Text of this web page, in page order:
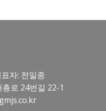
자: 전일종
로 24번길 22-1